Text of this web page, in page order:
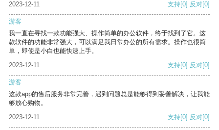
2023-12-11
支持[0] 反对[0]
游客
我一直在寻找一款功能强大、操作简单的办公软件，终于找到了它。这
款软件的功能非常强大，可以满足我日常办公的所有需求。操作也很简
单，即使是小白也能快速上手。
2023-12-11
支持[0] 反对[0]
游客
这款app的售后服务非常完善，遇到问题总是能够得到妥善解决，让我能
够放心购物。
2023-12-11
支持[0] 反对[0]